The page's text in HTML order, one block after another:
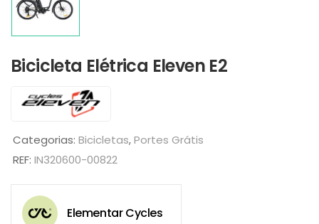
Bicicleta Elétrica Eleven E2
Categorias: Bicicletas,Portes Grátis
REF: IN320600-00822
Elementar Cycles